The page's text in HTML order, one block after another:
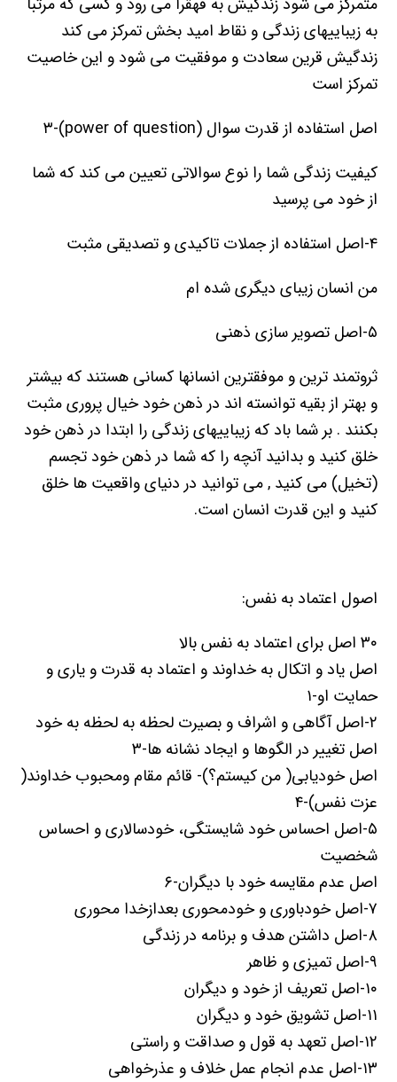
به زیباییهای زندگی و نقاط امید بخش تمرکز می کند
زندگیش قرین سعادت و موفقیت می شود و این خاصیت
تمرکز است
اصل استفاده از قدرت سوال (power of question)-۳
کیفیت زندگی شما را نوع سوالاتی تعیین می کند که شما
از خود می پرسید
۴-اصل استفاده از جملات تاکیدی و تصدیقی مثبت
من انسان زیبای دیگری شده ام
۵-اصل تصویر سازی ذهنی
ثروتمند ترین و موفقترین انسانها کسانی هستند که بیشتر
و بهتر از بقیه توانسته اند در ذهن خود خیال پروری مثبت
بکنند . بر شما باد که زیباییهای زندگی را ابتدا در ذهن خود
خلق کنید و بدانید آنچه را که شما در ذهن خود تجسم
(تخیل) می کنید , می توانید در دنیای واقعیت ها خلق
کنید و این قدرت انسان است.
اصول اعتماد به نفس:
۳۰ اصل برای اعتماد به نفس بالا
اصل یاد و اتکال به خداوند و اعتماد به قدرت و یاری و
حمایت او-۱
۲-اصل آگاهی و اشراف و بصیرت لحظه به لحظه به خود
اصل تغییر در الگوها و ایجاد نشانه ها-۳
اصل خودیابی( من کیستم؟)- قائم مقام ومحبوب خداوند(
عزت نفس)-۴
۵-اصل احساس خود شایستگی، خودسالاری و احساس
شخصیت
اصل عدم مقایسه خود با دیگران-۶
۷-اصل خودباوری و خودمحوری بعدازخدا محوری
۸-اصل داشتن هدف و برنامه در زندگی
۹-اصل تمیزی و ظاهر
۱۰-اصل تعریف از خود و دیگران
۱۱-اصل تشویق خود و دیگران
۱۲-اصل تعهد به قول و صداقت و راستی
۱۳-اصل عدم انجام عمل خلاف و عذرخواهی